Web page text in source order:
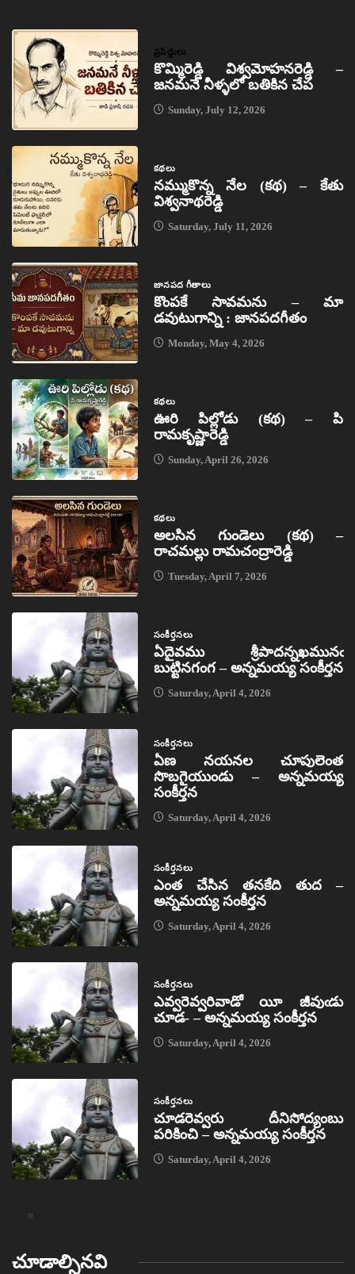
ప్రసిద్ధులు
కొమ్మిరెడ్డి విశ్వమోహనరెడ్డి –
జనమనే నీళ్ళలో బతికిన చేప
Sunday, July 12, 2026
కథలు
నమ్ముకొన్న నేల (కథ) – కేతు
విశ్వనాథరెడ్డి
Saturday, July 11, 2026
జానపద గీతాలు
కొంపకే సావమను – మా
డవుటుగాన్ని : జానపదగీతం
Monday, May 4, 2026
కథలు
ఊరి పిల్లోడు (కథ) – పి
రామకృష్ణారెడ్డి
Sunday, April 26, 2026
కథలు
అలసిన గుండెలు (కథ) –
రాచమల్లు రామచంద్రారెడ్డి
Tuesday, April 7, 2026
సంకీర్తనలు
ఏదైవము శ్రీపాదన్నఖమునఁ
బుట్టినగంగ – అన్నమయ్య సంకీర్తన
Saturday, April 4, 2026
సంకీర్తనలు
ఏణ నయనల చూపులెంత
సొబగైయుండు – అన్నమయ్య
సంకీర్తన
Saturday, April 4, 2026
సంకీర్తనలు
ఎంత చేసిన తనకేది తుద –
అన్నమయ్య సంకీర్తన
Saturday, April 4, 2026
సంకీర్తనలు
ఎవ్వరెవ్వరివాడో యీ జీవుఁడు
చూడ- – అన్నమయ్య సంకీర్తన
Saturday, April 4, 2026
సంకీర్తనలు
చూడరెవ్వరు దీనిసోద్యంబు
పరికించి – అన్నమయ్య సంకీర్తన
Saturday, April 4, 2026
చూడాల్సినవి